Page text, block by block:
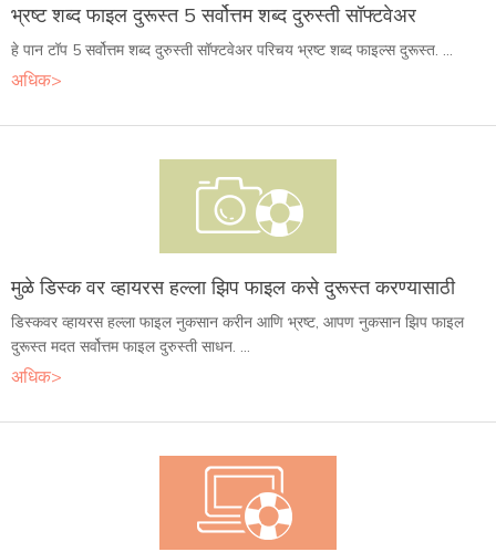
भ्रष्ट शब्द फाइल दुरूस्त 5 सर्वोत्तम शब्द दुरुस्ती सॉफ्टवेअर
हे पान टॉप 5 सर्वोत्तम शब्द दुरुस्ती सॉफ्टवेअर परिचय भ्रष्ट शब्द फाइल्स दुरूस्त. ...
अधिक>
मुळे डिस्क वर व्हायरस हल्ला झिप फाइल कसे दुरूस्त करण्यासाठी
डिस्कवर व्हायरस हल्ला फाइल नुकसान करीन आणि भ्रष्ट, आपण नुकसान झिप फाइल
दुरूस्त मदत सर्वोत्तम फाइल दुरुस्ती साधन. ...
अधिक>